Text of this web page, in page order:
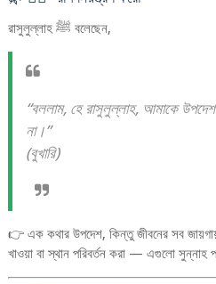
রাসুলুল্লাহ ﷺ বলেছেন,
“বললাম, হে রাসুলুল্লাহ, আমাকে
না।”
(বুখারি)
👉 এক কথার উপদেশ, কিন্তু জীবনের সব
খাওয়া বা স্থান পরিবর্তন করা — এগুলো সুন্নাহ